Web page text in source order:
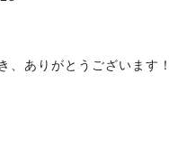
、ありがとうございます